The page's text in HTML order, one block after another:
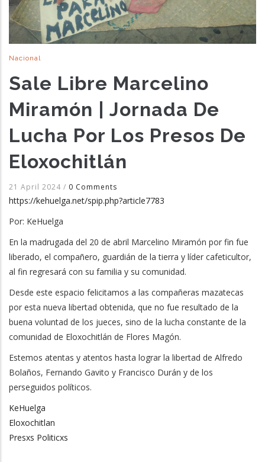
Nacional
Sale Libre Marcelino
Miramón | Jornada De
Lucha Por Los Presos De
Eloxochitlán
21 April 2024 / 0 Comments
https://kehuelga.net/spip.php?article7783
Por: KeHuelga
En la madrugada del 20 de abril Marcelino Miramón por fin fue
liberado, el compañero, guardián de la tierra y líder cafeticultor,
al fin regresará con su familia y su comunidad.
Desde este espacio felicitamos a las compañeras mazatecas
por esta nueva libertad obtenida, que no fue resultado de la
buena voluntad de los jueces, sino de la lucha constante de la
comunidad de Eloxochitlán de Flores Magón.
Estemos atentas y atentos hasta lograr la libertad de Alfredo
Bolaños, Fernando Gavito y Francisco Durán y de los
perseguidos políticos.
KeHuelga
Eloxochitlan
Presxs Politicxs